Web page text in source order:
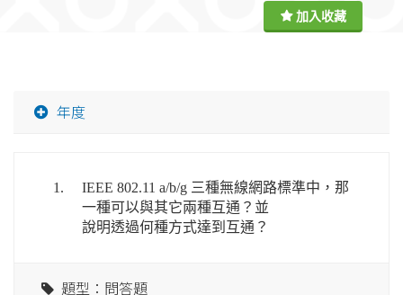
年度
1.
IEEE 802.11 a/b/g 三種無線網路標準中，那
一種可以與其它兩種互通？並
說明透過何種方式達到互通？
題型：問答題